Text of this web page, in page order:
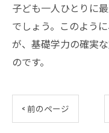
子ども一人ひとりに
でしょう。このよう
が、基礎学力の確実
のです。
< 前のページ